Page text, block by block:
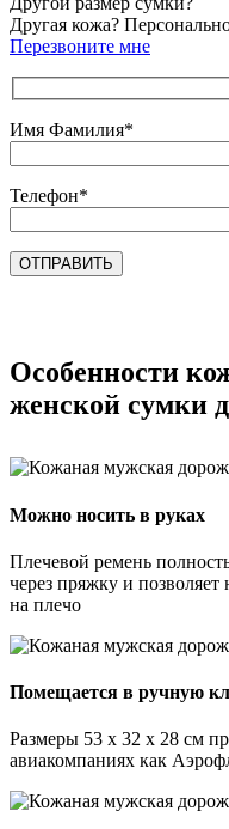
Другая кожа?
Перезвоните мне
Имя Фамилия*
Телефон*
Особенности
женской сумки
Можно носить в руках
Плечевой ремень
через пряжку и позволяет
на плечо
Помещается в ручную
Размеры 53 x 32 x 28 см
авиакомпаниях как